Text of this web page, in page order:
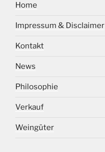
Home
Impressum & Disclaimer
Kontakt
News
Philosophie
Verkauf
Weingüter